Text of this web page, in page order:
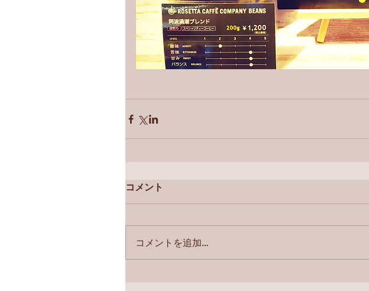
コメント
コメントを追加…